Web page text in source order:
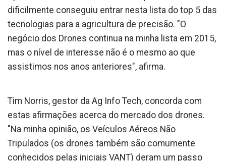
dificilmente conseguiu entrar nesta lista do top 5 das
tecnologias para a agricultura de precisão. "O
negócio dos Drones continua na minha lista em 2015,
mas o nível de interesse não é o mesmo ao que
assistimos nos anos anteriores", afirma.
Tim Norris, gestor da Ag Info Tech, concorda com
estas afirmações acerca do mercado dos drones.
"Na minha opinião, os Veículos Aéreos Não
Tripulados (os drones também são comumente
conhecidos pelas iniciais VANT) deram um passo